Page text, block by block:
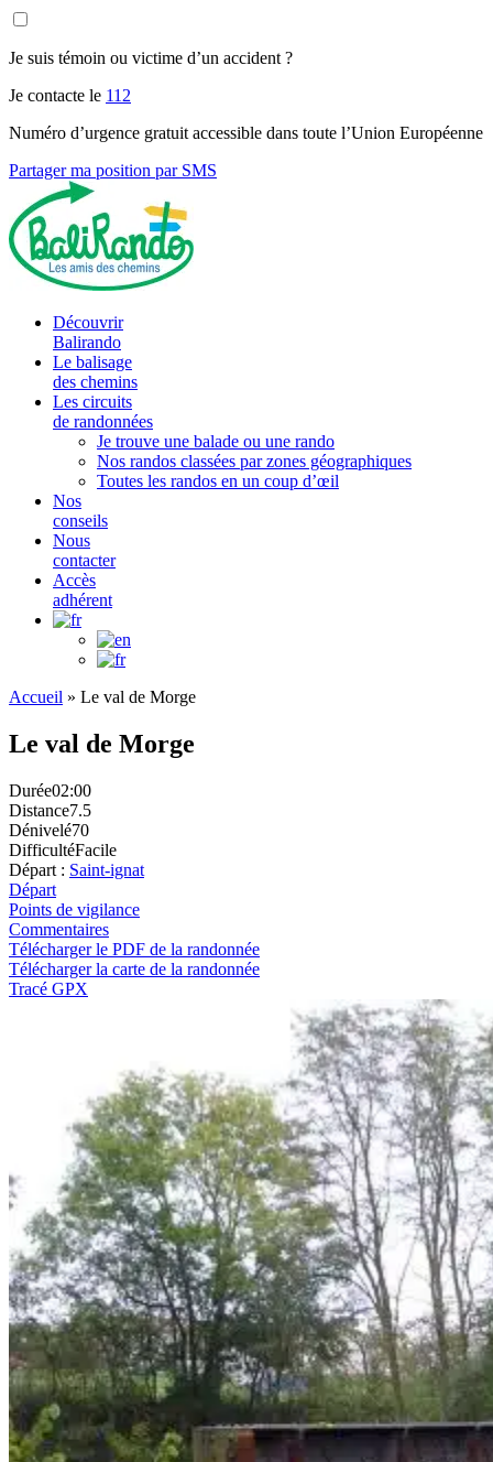
Je suis témoin ou victime d’un accident ?
Je contacte le 112
Numéro d’urgence gratuit accessible dans toute l’Union Européenne
Partager ma position par SMS
Découvrir
Balirando
Le balisage
des chemins
Les circuits
de randonnées
Je trouve une balade ou une rando
Nos randos classées par zones géographiques
Toutes les randos en un coup d’œil
Nos
conseils
Nous
contacter
Accès
adhérent
Accueil » Le val de Morge
Le val de Morge
Durée02:00
Distance7.5
Dénivelé70
DifficultéFacile
Départ : Saint-ignat
Départ
Points de vigilance
Commentaires
Télécharger le PDF de la randonnée
Télécharger la carte de la randonnée
Tracé GPX